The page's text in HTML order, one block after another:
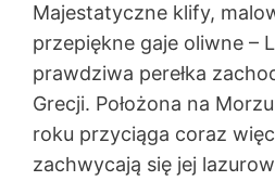
Majestatyczne klify,
przepiękne gaje oliwne –
prawdziwa perełka
Grecji. Położona na
roku przyciąga coraz
zachwycają się jej